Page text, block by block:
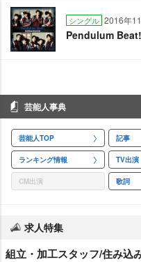
シングル 2016年
Pendulum Beat!
芸能人事典
芸能人TOP 記事
ランキング情報 TV出演
CM出演 歌詞
求人特集
組立・加工スタッフ/住み込